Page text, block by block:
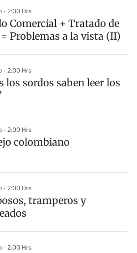
- 2:00 Hrs
Comercial + Tratado de
Problemas a la vista (II)
- 2:00 Hrs
los sordos saben leer los
- 2:00 Hrs
colombiano
- 2:00 Hrs
tramperos y
- 2:00 Hrs